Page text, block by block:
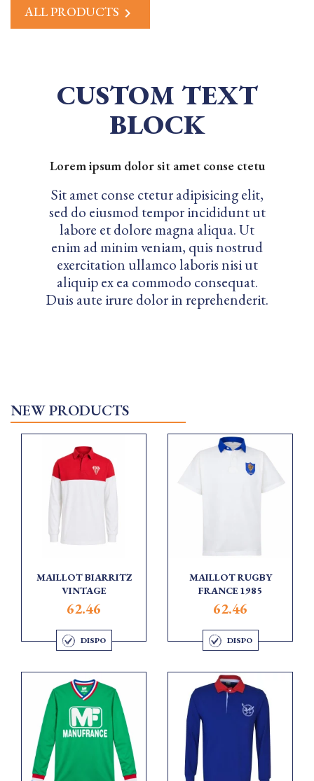
ALL PRODUCTS 
CUSTOM TEXT
BLOCK
Lorem ipsum dolor sit amet conse ctetu
Sit amet conse ctetur adipisicing elit,
sed do eiusmod tempor incididunt ut
labore et dolore magna aliqua. Ut
enim ad minim veniam, quis nostrud
exercitation ullamco laboris nisi ut
aliquip ex ea commodo consequat.
Duis aute irure dolor in reprehenderit.
NEW PRODUCTS
MAILLOT BIARRITZ
VINTAGE
62.46
DISPO
MAILLOT RUGBY
FRANCE 1985
62.46
DISPO